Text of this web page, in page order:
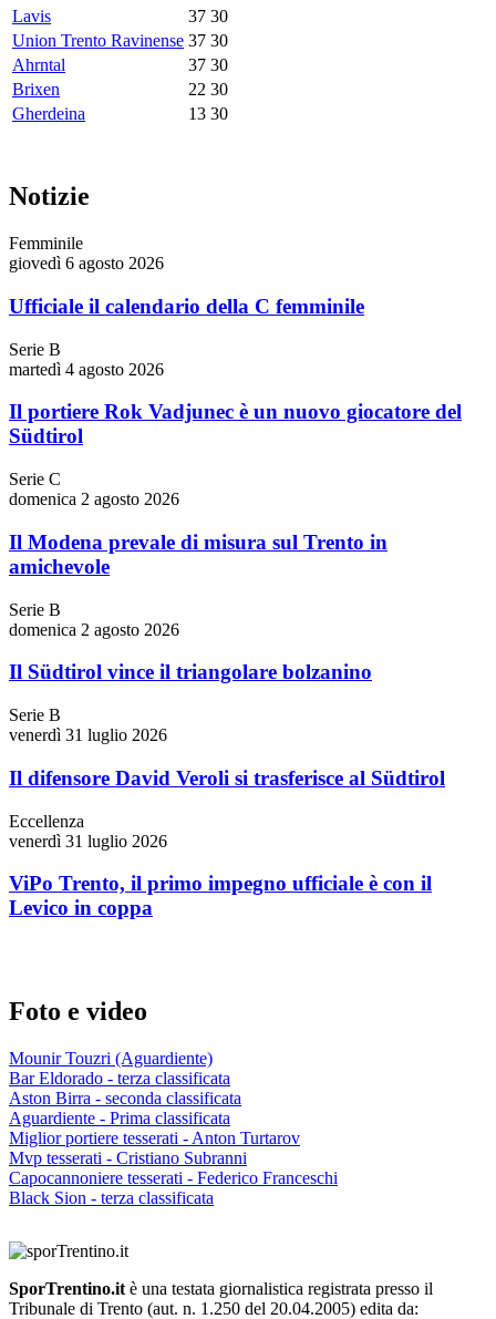
Lavis
37 30
Union Trento Ravinense 37 30
Ahrntal
37 30
Brixen
22 30
Gherdeina
13 30
Notizie
Femminile
giovedì 6 agosto 2026
Ufficiale il calendario della C femminile
Serie B
martedì 4 agosto 2026
Il portiere Rok Vadjunec è un nuovo giocatore del
Südtirol
Serie C
domenica 2 agosto 2026
Il Modena prevale di misura sul Trento in
amichevole
Serie B
domenica 2 agosto 2026
Il Südtirol vince il triangolare bolzanino
Serie B
venerdì 31 luglio 2026
Il difensore David Veroli si trasferisce al Südtirol
Eccellenza
venerdì 31 luglio 2026
ViPo Trento, il primo impegno ufficiale è con il
Levico in coppa
Foto e video
Mounir Touzri (Aguardiente)
Bar Eldorado - terza classificata
Aston Birra - seconda classificata
Aguardiente - Prima classificata
Miglior portiere tesserati - Anton Turtarov
Mvp tesserati - Cristiano Subranni
Capocannoniere tesserati - Federico Franceschi
Black Sion - terza classificata
SporTrentino.it è una testata giornalistica registrata presso il
Tribunale di Trento (aut. n. 1.250 del 20.04.2005) edita da: